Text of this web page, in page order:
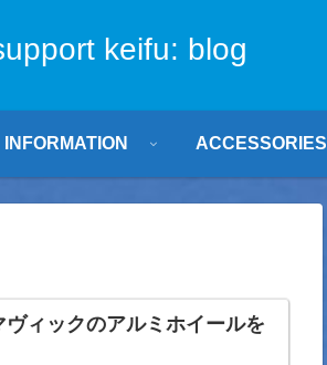
keifu: blog
INFORMATION ACCESSORIES
ィックのアルミホイールを